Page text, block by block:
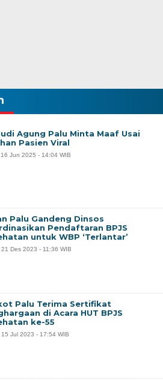
Agung Palu Minta Maaf Usai
Pasien Viral
Jun 2025 - 14:04 WIB
Palu Gandeng Dinsos
Pendaftaran BPJS
untuk WBP ‘Terlantar’
21 Des 2023 - 11:36 WIB
Palu Terima Sertifikat
di Acara HUT BPJS
ke-55
Jul 2023 - 17:54 WIB